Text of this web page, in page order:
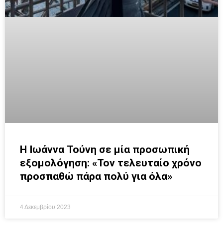
Η Ιωάννα Τούνη σε μία προσωπική
εξομολόγηση: «Τον τελευταίο χρόνο
προσπαθώ πάρα πολύ για όλα»
4 Δεκεμβρίου 2023